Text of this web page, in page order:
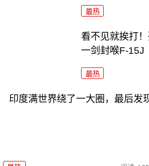
最热
看不见就挨打
一剑封喉F-15J
最热
印度满世界绕了一大圈，最后发